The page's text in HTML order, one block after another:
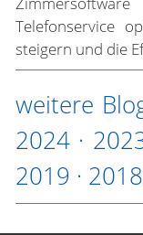
Telefonservice
steigern und die
weitere
2024 ·
2019 · 2018